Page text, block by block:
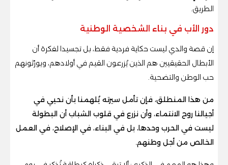
الطريق.
دور الأب في بناء الشخصية الوطنية
إن قصة والدي ليست حكاية فردية فقط، بل تجسيدا لفكرة أن
الأبطال الحقيقيين هم الذين يُزرعون القيم في أولادهم، ويورّثونهم
حب الوطن والتضحية.
من هذا المنطلق، فإن تأمل سيرته يُلهمنا بأن نحيي في
أجيالنا روح الانتماء، وأن نزرع في قلوب الشباب أن البطولة
ليست في الحرب وحدها، بل في البناء، في الإصلاح، في العمل
الخالص من أجل وطنهم.